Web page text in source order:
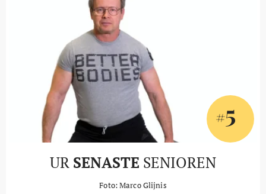
#5
UR SENASTE SENIOREN
Foto: Marco Glijnis